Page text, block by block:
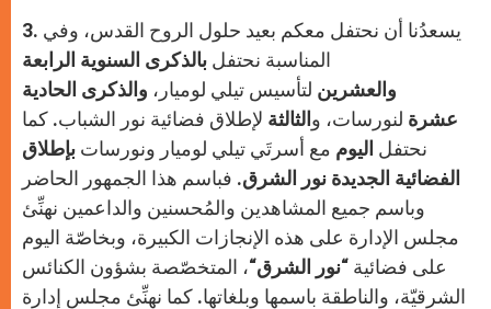
3. يسعدُنا أن نحتفل معكم بعيد حلول الروح القدس، وفي
المناسبة نحتفل بالذكرى السنوية الرابعة
والعشرين لتأسيس تيلي لوميار، والذكرى الحادية
عشرة لنورسات، و الثالثة لإطلاق فضائية نور الشباب. كما
نحتفل اليوم مع أسرتَي تيلي لوميار ونورسات بإطلاق
الفضائية الجديدة نور الشرق. فباسم هذا الجمهور الحاضر
وباسم جميع المشاهدين والمُحسنين والداعمين نهنِّئ
مجلس الإدارة على هذه الإنجازات الكبيرة، وبخاصّة اليوم
على فضائية “نور الشرق“، المتخصّصة بشؤون الكنائس
الشرقيّة، والناطقة باسمها وبلغاتها. كما نهنِّئ مجلس إدارة